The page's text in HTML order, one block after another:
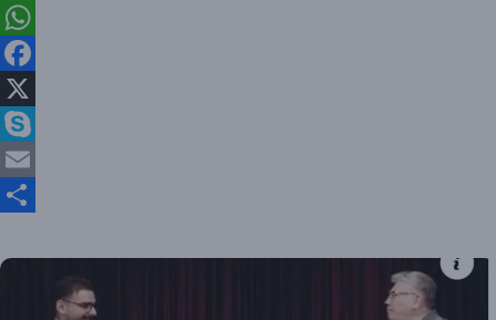
WhatsApp
Facebook
X
Skype
Email